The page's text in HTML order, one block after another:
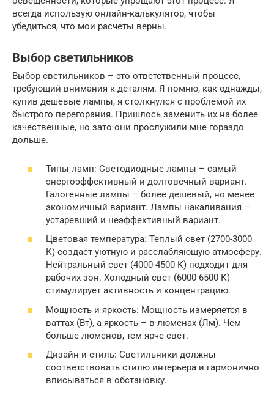
всегда использую онлайн-калькулятор, чтобы
убедиться, что мои расчеты верны.
Выбор светильников
Выбор светильников – это ответственный процесс,
требующий внимания к деталям. Я помню, как однажды,
купив дешевые лампы, я столкнулся с проблемой их
быстрого перегорания. Пришлось заменить их на более
качественные, но зато они прослужили мне гораздо
дольше.
Типы ламп: Светодиодные лампы – самый
энергоэффективный и долговечный вариант.
Галогенные лампы – более дешевый, но менее
экономичный вариант. Лампы накаливания –
устаревший и неэффективный вариант.
Цветовая температура: Теплый свет (2700-3000
К) создает уютную и расслабляющую атмосферу.
Нейтральный свет (4000-4500 К) подходит для
рабочих зон. Холодный свет (6000-6500 К)
стимулирует активность и концентрацию.
Мощность и яркость: Мощность измеряется в
ваттах (Вт), а яркость – в люменах (Лм). Чем
больше люменов, тем ярче свет.
Дизайн и стиль: Светильники должны
соответствовать стилю интерьера и гармонично
вписываться в обстановку.